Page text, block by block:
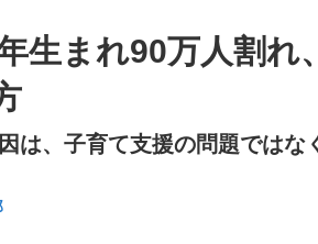
分析は一切聞かれなかった」侍ジャパン選手
の誕生を、目撃せよ。
年生まれ90万人割
は、子育て支援の問題ではな